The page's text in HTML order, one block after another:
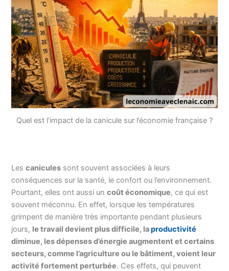
Quel est l’impact de la canicule sur l’économie française ?
Lescanicules sont souvent associées à leurs
conséquences sur la santé, le confort ou l’environnement.
Pourtant, elles ont aussi uncoût économique, ce qui est
souvent méconnu. En effet, lorsque les températures
grimpent de manière très importante pendant plusieurs
jours, le travail devient plus difficile, laproductivité
diminue, les dépenses d’énergie augmentent et certains
secteurs, comme l’agriculture ou le bâtiment, voient leur
activité fortement perturbée. Ces effets, qui peuvent